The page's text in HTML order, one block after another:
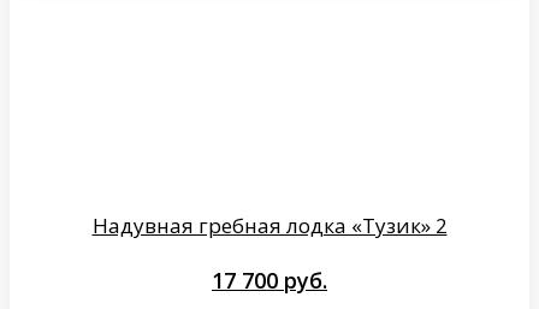
Надувная гребная лодка «Тузик» 2
17 700 руб.